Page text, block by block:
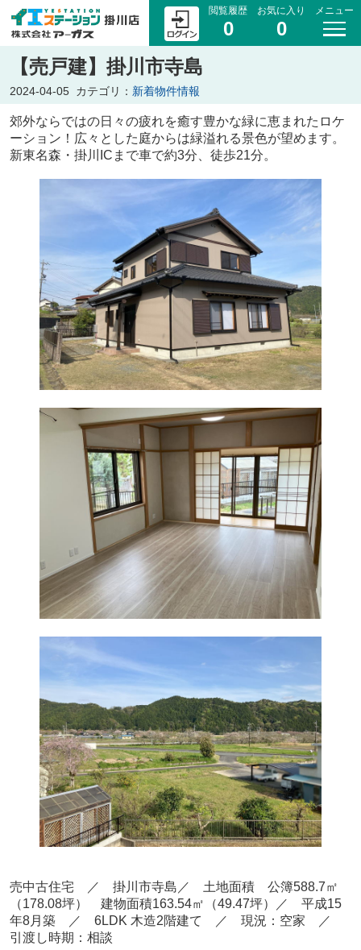
閲覧履歴
0
お気に入り
0
メニュー
【売戸建】掛川市寺島
2024-04-05 カテゴリ： 新着物件情報
郊外ならではの日々の疲れを癒す豊かな緑に恵まれたロケ
ーション！広々とした庭からは緑溢れる景色が望めます。
新東名森・掛川ICまで車で約3分、徒歩21分。
売中古住宅 ／ 掛川市寺島 ／ 土地面積 公簿588.7㎡
（178.08坪） 建物面積163.54㎡（49.47坪）／ 平成15
年8月築
／ 6LDK 木造2階建て ／ 現況：空家 ／
引渡し時期：相談